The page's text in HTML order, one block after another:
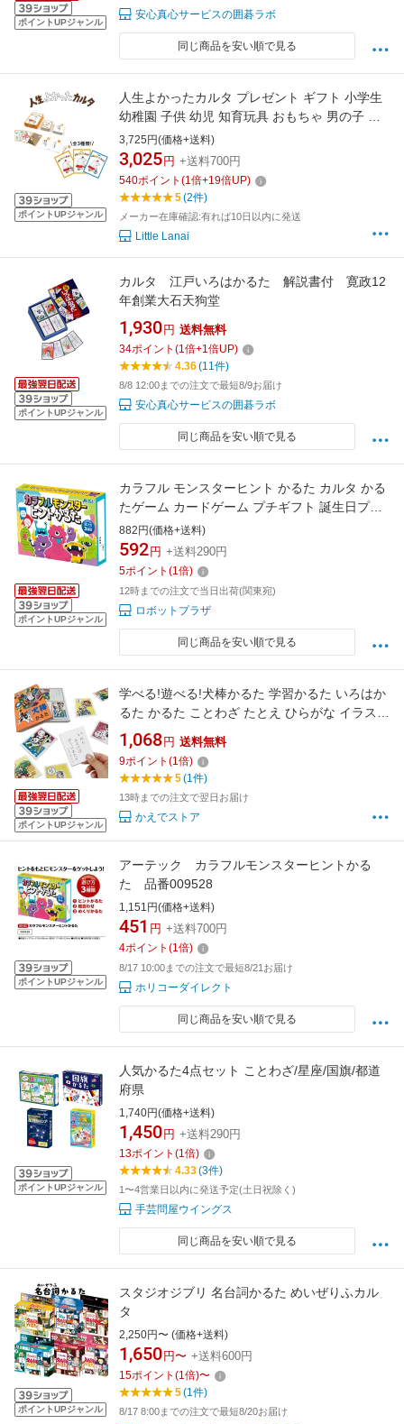
ポイントUPジャンル
安心真心サービスの囲碁ラボ
同じ商品を安い順で見る
ポイントUPジャンル
人生よかったカルタ プレゼント ギフト 小学生
幼稚園 子供 幼児 知育玩具 おもちゃ 男の子 女
の子 カードゲーム かるた 人気 御入園祝 保育
教材 ファミリーゲーム 室内遊び オモチャ 子供
会 景品 部屋遊び 大人
3,725円(価格+送料)
3,025 円 +送料700円
540ポイント (1倍+19倍UP)
5(2件)
メーカー在庫確認:有れば10日以内に発送
Little Lanai
ポイントUPジャンル
カルタ 江戸いろはかるた 解説書付 寛政12
年創業大石天狗堂
1,930 円 送料無料
34ポイント (1倍+1倍UP)
4.36(11件)
8/8 12:00までの注文で最短8/9お届け
安心真心サービスの囲碁ラボ
同じ商品を安い順で見る
ポイントUPジャンル
カラフル モンスターヒント かるた カルタ かる
たゲーム カードゲーム プチギフト 誕生日プレ
ゼント 子供 おもちゃ 男の子 女の子 誕生日 プ
レゼント 小学生 パーティーゲーム テーブルゲ
ーム ファミリーゲーム 知育玩具 知育おもちゃ
玩具 知育 おもちゃ こども
882円(価格+送料)
592 円 +送料290円
5ポイント (1倍)
12時までの注文で当日出荷(関東宛)
ロボットプラザ
同じ商品を安い順で見る
ポイントUPジャンル
学べる!遊べる!犬棒かるた 学習かるた いろはか
るた かるた ことわざ たとえ ひらがな イラスト
絵札 家庭学習 (犬棒かるた)
1,068 円 送料無料
9ポイント (1倍)
5(1件)
13時までの注文で翌日お届け
かえでストア
ポイントUPジャンル
アーテック カラフルモンスターヒントかる
た 品番009528
1,151円(価格+送料)
451 円 +送料700円
4ポイント (1倍)
8/17 10:00までの注文で最短8/21お届け
ホリコーダイレクト
同じ商品を安い順で見る
ポイントUPジャンル
人気かるた4点セット ことわざ/星座/国旗/都道
府県
1,740円(価格+送料)
1,450 円 +送料290円
13ポイント (1倍)
4.33(3件)
1〜4営業日以内に発送予定(土日祝除く)
手芸問屋ウイングス
同じ商品を安い順で見る
ポイントUPジャンル
スタジオジブリ 名台詞かるた めいぜりふカル
タ
2,250円〜 (価格+送料)
1,650 円〜 +送料600円
15ポイント (1倍)〜
5(1件)
8/17 8:00までの注文で最短8/20お届け